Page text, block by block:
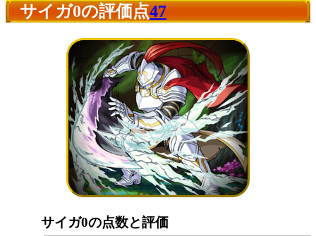
サイガ0の評価点47
サイガ0の点数と評価